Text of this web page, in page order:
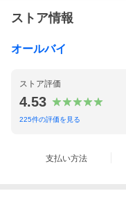
ストア情報
オールバイ
ストア評価
4.53
225件の評価を見る
支払い方法